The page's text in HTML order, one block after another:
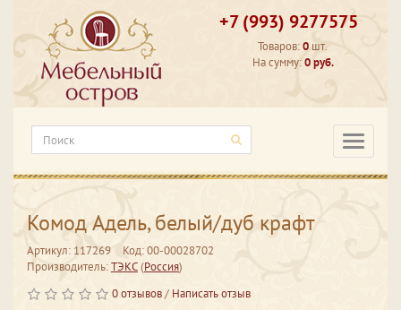
+7 (993) 9277575
Товаров:0 шт.
На сумму:0 руб.
Комод Адель, белый/дуб крафт
Артикул: 117269
Код: 00-00028702
Производитель:ТЭКС(Россия)
0 отзывов/ Написать отзыв